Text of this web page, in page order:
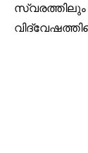
സ്വരത്തിലും